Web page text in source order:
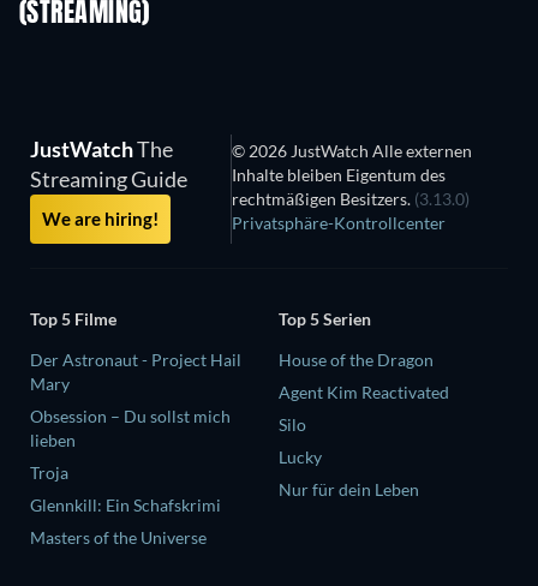
(STREAMING)Staffel 2
JustWatchThe
Streaming Guide
We are hiring!
© 2026 JustWatch Alle externen
Inhalte bleiben Eigentum des
rechtmäßigen Besitzers. (3.13.0)
Privatsphäre-Kontrollcenter
Top 5 Filme
Der Astronaut - Project Hail
Mary
Obsession – Du sollst mich
lieben
Troja
Glennkill: Ein Schafskrimi
Masters of the Universe
Top 5 Serien
House of the Dragon
Agent Kim Reactivated
Silo
Lucky
Nur für dein Leben